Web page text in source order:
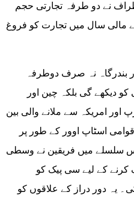
نے دو طرفہ تجارتی حجم
مالی سال میں تجارت کو فروغ
بندرگاہ نہ صرف دوطرفہ
کو دیکھے گی بلکہ چین اور
اور امریکہ سے ملانے والی بین
اسٹاپ اوور کے طور پر
سلسلے میں فریقین نے وسطی
کرنے کے لیے سی پیک کو
یہ دور دراز کے علاقوں کو